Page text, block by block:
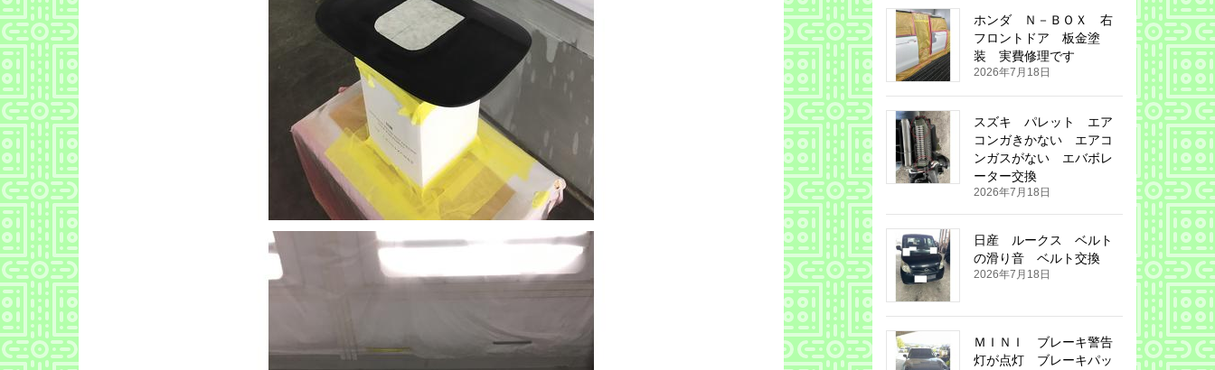
ホンダ Ｎ－ＢＯＸ 右
フロントドア 板金塗
装 実費修理です
2026年7月18日
スズキ パレット エア
コンガきかない エアコ
ンガスがない エバボレ
ーター交換
2026年7月18日
日産 ルークス ベルト
の滑り音 ベルト交換
2026年7月18日
ＭＩＮＩ ブレーキ警告
灯が点灯 ブレーキパッ